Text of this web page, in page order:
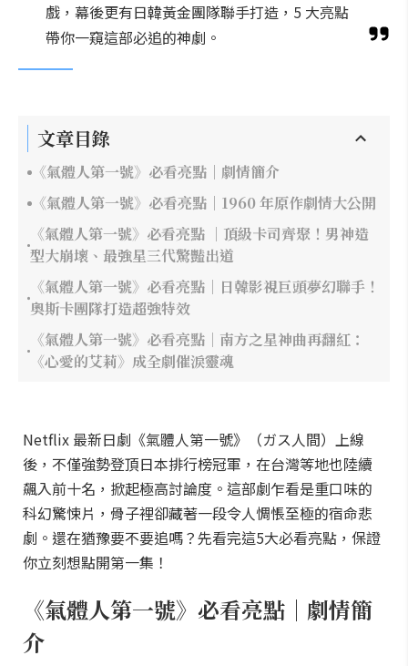
戲，幕後更有日韓黃金團隊聯手打造，5 大亮點
帶你一窺這部必追的神劇。
文章目錄
《氣體人第一號》必看亮點｜劇情簡介
《氣體人第一號》必看亮點｜1960 年原作劇情大公開
《氣體人第一號》必看亮點 ｜頂級卡司齊聚！男神造
型大崩壞、最強星三代驚豔出道
《氣體人第一號》必看亮點｜日韓影視巨頭夢幻聯手！
奧斯卡團隊打造超強特效
《氣體人第一號》必看亮點｜南方之星神曲再翻紅：
《心愛的艾莉》成全劇催淚靈魂
Netflix 最新日劇《氣體人第一號》（ガス人間）上線
後，不僅強勢登頂日本排行榜冠軍，在台灣等地也陸續
飆入前十名，掀起極高討論度。這部劇乍看是重口味的
科幻驚悚片，骨子裡卻藏著一段令人惆悵至極的宿命悲
劇。還在猶豫要不要追嗎？先看完這5大必看亮點，保證
你立刻想點開第一集！
《氣體人第一號》必看亮點｜劇情簡
介